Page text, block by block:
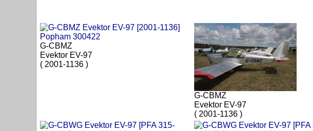
G-CBMZ
Evektor EV-97
( 2001-1136 )
G-CBMZ
Evektor EV-97
( 2001-1136 )